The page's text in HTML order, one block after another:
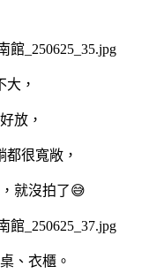
，
放，
很寬敞，
就沒拍了😅
、衣櫃。